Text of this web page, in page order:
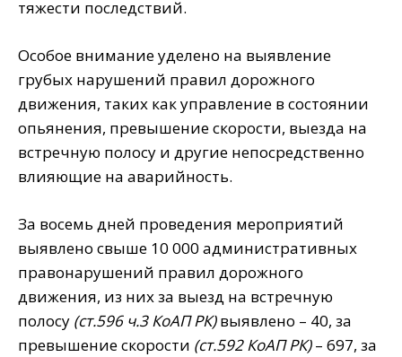
тяжести последствий.
Особое внимание уделено на выявление
грубых нарушений правил дорожного
движения, таких как управление в состоянии
опьянения, превышение скорости, выезда на
встречную полосу и другие непосредственно
влияющие на аварийность.
За восемь дней проведения мероприятий
выявлено свыше 10 000 административных
правонарушений правил дорожного
движения, из них за выезд на встречную
полосу (ст.596 ч.3 КоАП РК)выявлено – 40, за
превышение скорости (ст.592 КоАП РК)– 697, за